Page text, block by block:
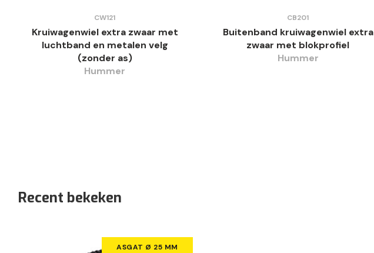
CW121
Kruiwagenwiel extra zwaar met
luchtband en metalen velg
(zonder as)
Hummer
CB201
Buitenband kruiwagenwiel extra
zwaar met blokprofiel
Hummer
Recent bekeken
ASGAT Ø 25 MM